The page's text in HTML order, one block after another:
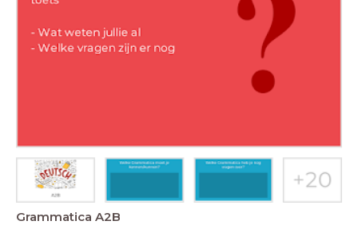
Grammatica A2B